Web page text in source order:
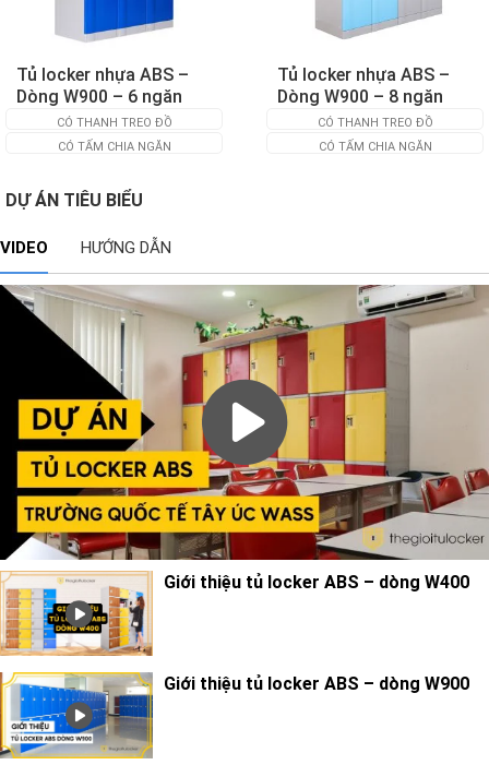
Tủ locker nhựa ABS –
Dòng W900 – 6 ngăn
CÓ THANH TREO ĐỒ
CÓ TẤM CHIA NGĂN
Tủ locker nhựa ABS –
Dòng W900 – 8 ngăn
CÓ THANH TREO ĐỒ
CÓ TẤM CHIA NGĂN
DỰ ÁN TIÊU BIỂU
VIDEO HƯỚNG DẪN
Giới thiệu tủ locker ABS – dòng W400
Giới thiệu tủ locker ABS – dòng W900